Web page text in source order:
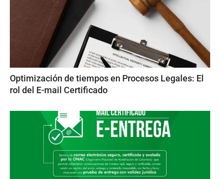
Optimización de tiempos en Procesos Legales: El
rol del E-mail Certificado